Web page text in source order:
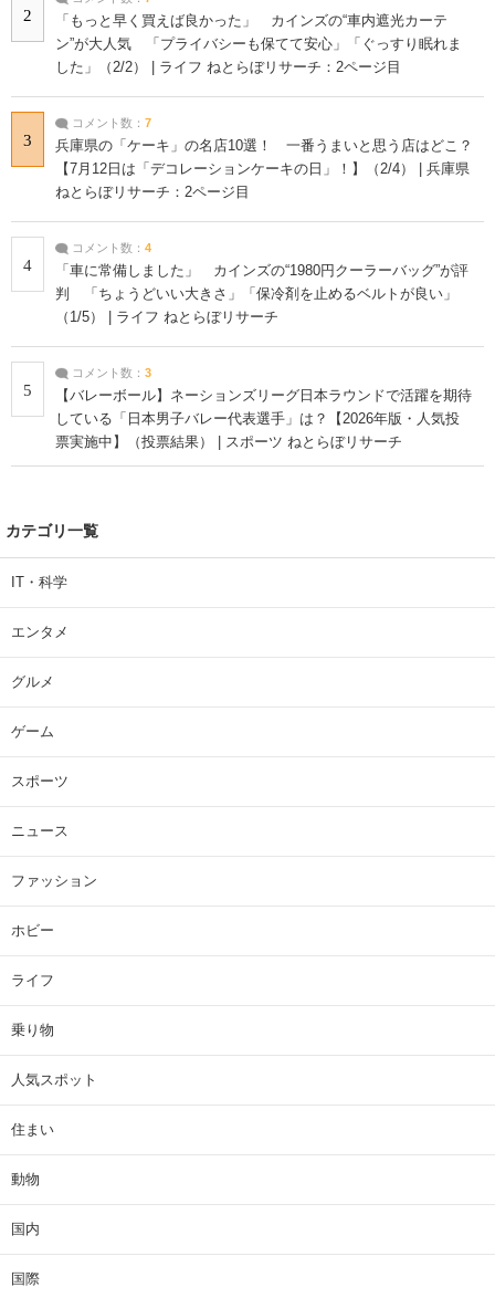
2
「もっと早く買えば良かった」 カインズの“車内遮光カーテ
ン”が大人気 「プライバシーも保てて安心」「ぐっすり眠れま
した」（2/2） | ライフ ねとらぼリサーチ：2ページ目
3
コメント数： 7
兵庫県の「ケーキ」の名店10選！ 一番うまいと思う店はどこ？
【7月12日は「デコレーションケーキの日」！】（2/4） | 兵庫県
ねとらぼリサーチ：2ページ目
4
コメント数： 4
「車に常備しました」 カインズの“1980円クーラーバッグ”が評
判 「ちょうどいい大きさ」「保冷剤を止めるベルトが良い」
（1/5） | ライフ ねとらぼリサーチ
5
コメント数： 3
【バレーボール】ネーションズリーグ日本ラウンドで活躍を期待
している「日本男子バレー代表選手」は？【2026年版・人気投
票実施中】（投票結果） | スポーツ ねとらぼリサーチ
カテゴリ一覧
IT・科学
エンタメ
グルメ
ゲーム
スポーツ
ニュース
ファッション
ホビー
ライフ
乗り物
人気スポット
住まい
動物
国内
国際